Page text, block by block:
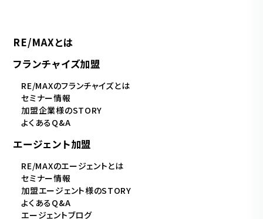
RE/MAXとは
フランチャイズ加盟
RE/MAXのフランチャイズとは
セミナー情報
加盟企業様のSTORY
よくあるQ&A
エージェント加盟
RE/MAXのエージェントとは
セミナー情報
加盟エージェント様のSTORY
よくあるQ&A
エージェントブログ